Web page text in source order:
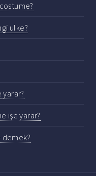
ulke?
işe yarar?
demek?